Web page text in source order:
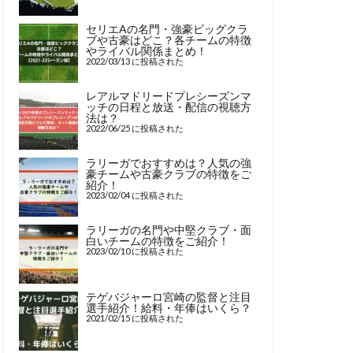
セリエAの名門・強豪ビッグクラ
ブや古豪はどこ？各チームの特徴
やライバル関係まとめ！
2022/03/13 に投稿された
レアルマドリードプレシーズンマ
ッチの日程と放送・配信の視聴方
法は？
2022/06/25 に投稿された
ラリーガでおすすめは？人気の強
豪チームや古豪クラブの特徴をご
紹介！
2023/02/04 に投稿された
ラリーガの名門や中堅クラブ・面
白いチームの特徴をご紹介！
2023/02/10 に投稿された
テゲバジャーロ宮崎の監督と注目
選手紹介！給料・年俸はいくら？
2021/02/15 に投稿された